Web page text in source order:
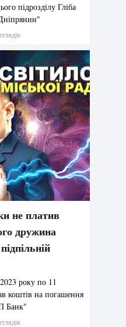
підрозділу Гліба
не платив
дружина
року по 11
коштів на погашення
Банк"